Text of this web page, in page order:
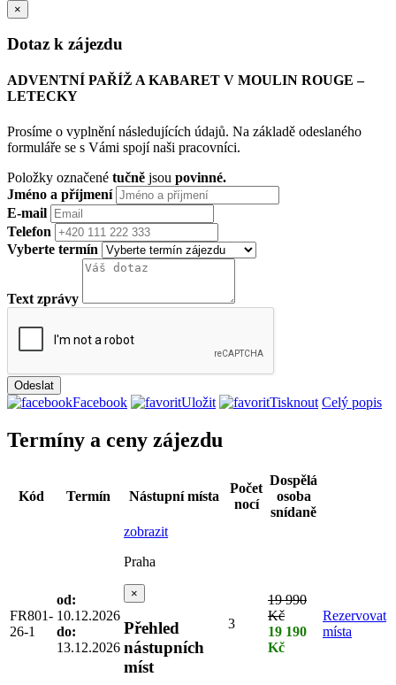
×
Dotaz k zájezdu
ADVENTNÍ PAŘÍŽ A KABARET V MOULIN ROUGE –
LETECKY
Prosíme o vyplnění následujících údajů. Na základě odeslaného
formuláře se s Vámi spojí naši pracovníci.
Položky označené tučně jsou povinné.
Jméno a příjmení
E-mail
Telefon
Vyberte termín
Text zprávy
Facebook Uložit Tisknout Celý popis
Termíny a ceny zájezdu
Kód Termín Nástupní místa
Počet
nocí
Dospělá
osoba
snídaně
FR801-
26-1
od:
10.12.2026
do:
13.12.2026
zobrazit
Praha
×
Přehled
nástupních
míst
3
19 990
Kč
19 190
Kč
Rezervovat
místa